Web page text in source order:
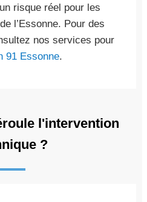
risque réel pour les
l’Essonne. Pour des
nos services pour
91 Essonne.
l'intervention
?